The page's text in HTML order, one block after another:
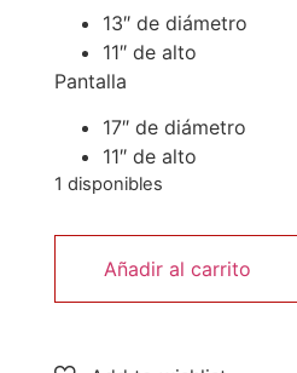
13″ de diámetro
11″ de alto
Pantalla
17″ de diámetro
11″ de alto
1 disponibles
Añadir al carrito